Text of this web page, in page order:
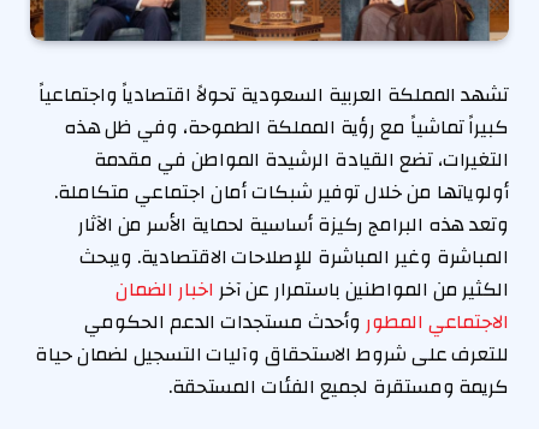
تشهد المملكة العربية السعودية تحولاً اقتصادياً واجتماعياً
كبيراً تماشياً مع رؤية المملكة الطموحة، وفي ظل هذه
التغيرات، تضع القيادة الرشيدة المواطن في مقدمة
أولوياتها من خلال توفير شبكات أمان اجتماعي متكاملة.
وتعد هذه البرامج ركيزة أساسية لحماية الأسر من الآثار
المباشرة وغير المباشرة للإصلاحات الاقتصادية. ويبحث
الكثير من المواطنين باستمرار عن آخر اخبار الضمان
الاجتماعي المطوروأحدث مستجدات الدعم الحكومي
للتعرف على شروط الاستحقاق وآليات التسجيل لضمان حياة
كريمة ومستقرة لجميع الفئات المستحقة.